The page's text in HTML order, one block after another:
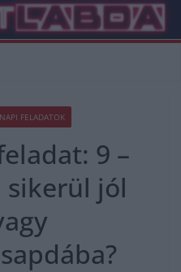
NAPI FELADATOK
9 –
sikerül jól